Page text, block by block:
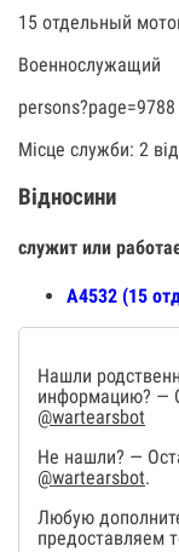
15 отдельный
Военнослужащий
persons?page=9788
Місце служби: 2
Відносини
служит или
А4532 (15
Нашли
информацию? —
@wartearsbot
Не нашли? —
@wartearsbot.
Любую
предоставляем